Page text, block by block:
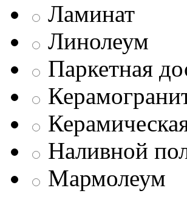
Ламинат
Линолеум
Паркетная
Наливной
Мармолеум